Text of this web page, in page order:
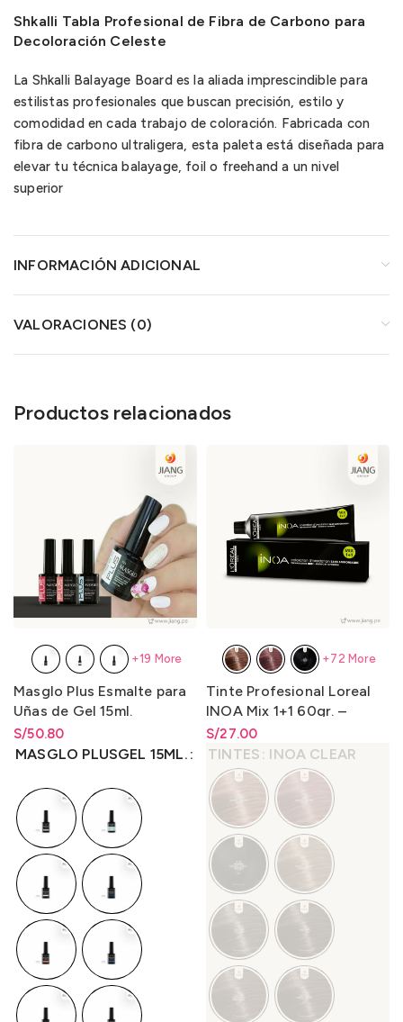
Shkalli Tabla Profesional de Fibra de Carbono para
Decoloración Celeste
La Shkalli Balayage Board es la aliada imprescindible para
estilistas profesionales que buscan precisión, estilo y
comodidad en cada trabajo de coloración. Fabricada con
fibra de carbono ultraligera, esta paleta está diseñada para
elevar tu técnica balayage, foil o freehand a un nivel
superior
INFORMACIÓN ADICIONAL
VALORACIONES (0)
Productos relacionados
Masglo Plus Esmalte para
Uñas de Gel 15ml.
S/50.80
Rango de precios: desde
S/50.80 hastaS/50.80
MASGLO PLUSGEL 15ML.
+19 More
Tinte Profesional Loreal
INOA Mix 1+1 60gr. –
LO3000N1
S/27.00
Rango de precios: desde
S/27.00hastaS/27.00
TINTES INOA CLEAR
+72 More